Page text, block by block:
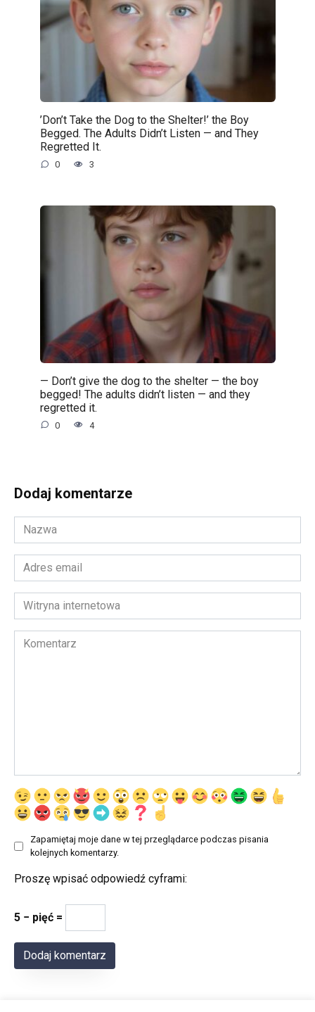
’Don’t Take the Dog to the Shelter!’ the Boy
Begged. The Adults Didn’t Listen — and They
Regretted It.
0 3
— Don’t give the dog to the shelter — the boy
begged! The adults didn’t listen — and they
regretted it.
0 4
Dodaj komentarze
Nazwa
*
Adres
email
*Witryna
internetowa
Komentarz
Zapamiętaj moje dane w tej przeglądarce podczas pisania
kolejnych komentarzy.
Proszę wpisać odpowiedź cyframi:
5 − pięć =